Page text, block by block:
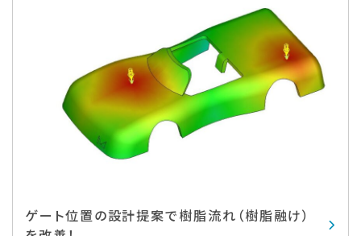
ゲート位置の設計提案で樹脂流れ（樹脂融け）